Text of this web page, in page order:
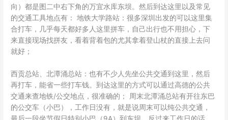
向）都是图二中右下角的万宜水库东坝。然后到达这里以及常见
的交通工具地点有： 地铁大学路站：很多深圳出发的可以这里集
合打车，几乎每天都好多人这里拼车，自己出行也不用担心，下
来直接现场找拼友，看着背着包的尤其拿着登山杖的直接上去问
就好；
西贡总站、北潭涌总站：也有不少人先坐公共交通到这里，然后
再打车，能省一些打车钱。到达这里的方式可以通过高德的公共
交通来查地铁/公交地点，很准确的； 周末北潭涌总站有开往东巴
的公交车（小巴），工作日没有，就是说周末可以纯公共交通，